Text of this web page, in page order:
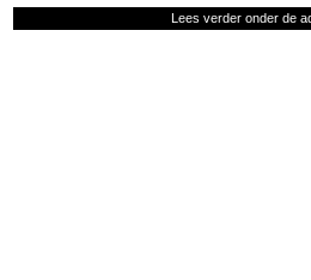
Lees verder onder de